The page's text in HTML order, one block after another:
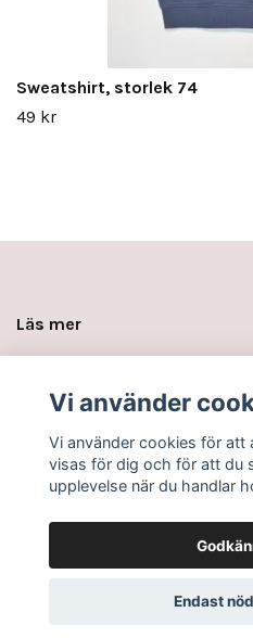
Sweatshirt, storlek 74
49 kr
Läs mer
© 2026
Vi använder
Vi använder cookies för att
visas för dig och för att du
upplevelse när du handlar
Endast